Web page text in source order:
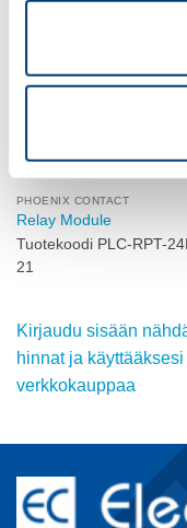
PHOENIX CONTACT
Relay Module
Tuotekoodi PLC-RPT-
21
Kirjaudu sisään
hinnat ja käyttääksesi
verkkokauppaa